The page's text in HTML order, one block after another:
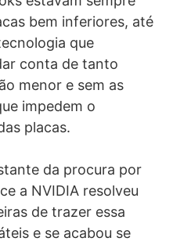
bem inferiores, até
que
conta de tanto
menor e sem as
impedem o
placas.
da procura por
a NVIDIA resolveu
de trazer essa
e se acabou se